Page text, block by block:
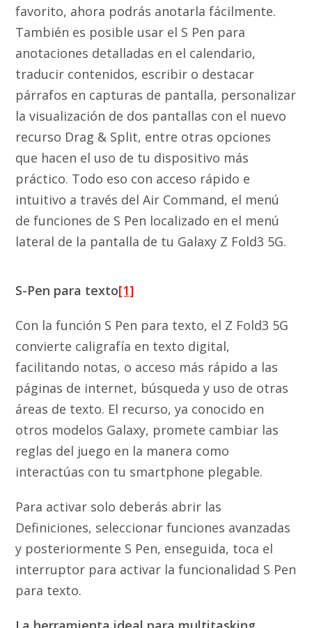
favorito, ahora podrás anotarla fácilmente.
También es posible usar el S Pen para
anotaciones detalladas en el calendario,
traducir contenidos, escribir o destacar
párrafos en capturas de pantalla, personalizar
la visualización de dos pantallas con el nuevo
recurso Drag & Split, entre otras opciones
que hacen el uso de tu dispositivo más
práctico. Todo eso con acceso rápido e
intuitivo a través del Air Command, el menú
de funciones de S Pen localizado en el menú
lateral de la pantalla de tu Galaxy Z Fold3 5G.
S-Pen para texto[1]
Con la función S Pen para texto, el Z Fold3 5G
convierte caligrafía en texto digital,
facilitando notas, o acceso más rápido a las
páginas de internet, búsqueda y uso de otras
áreas de texto. El recurso, ya conocido en
otros modelos Galaxy, promete cambiar las
reglas del juego en la manera como
interactúas con tu smartphone plegable.
Para activar solo deberás abrir las
Definiciones, seleccionar funciones avanzadas
y posteriormente S Pen, enseguida, toca el
interruptor para activar la funcionalidad S Pen
para texto.